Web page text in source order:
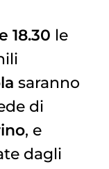
18.30 le
saranno
di
, e
dagli